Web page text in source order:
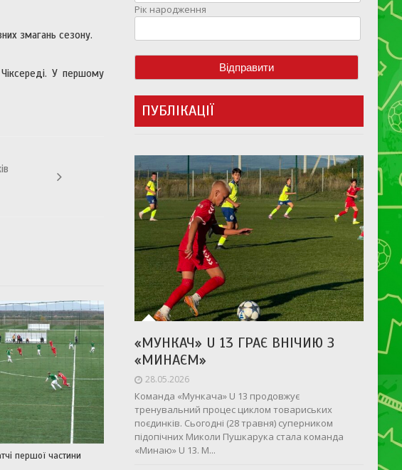
змагань сезону.
У першому
першої частини
Рік народження
ПУБЛІКАЦІЇ
«МУНКАЧ» U 13 ГРАЄ ВНІЧИЮ З
«МИНАЄМ»
28.05.2026
Команда «Мункача» U 13 продовжує
тренувальний процес циклом товариських
поєдинків. Сьогодні (28 травня) суперником
підопічних Миколи Пушкарука стала команда
«Минаю» U 13. М...